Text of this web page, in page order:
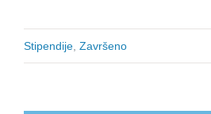
Stipendije Završeno